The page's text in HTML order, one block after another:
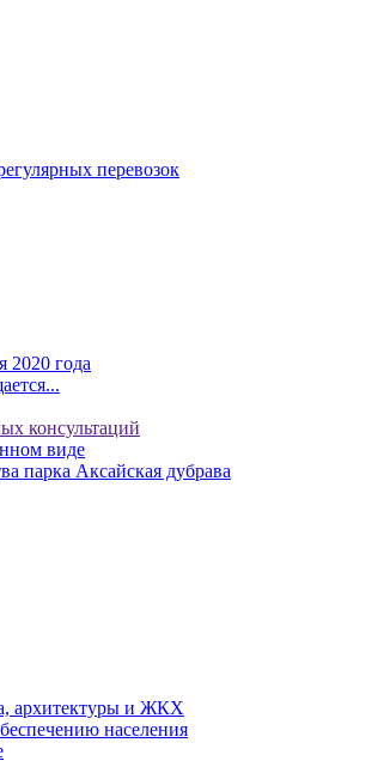
перевозок
2020 года
консультаций
виде
парка Аксайская дубрава
архитектуры и ЖКХ
населения